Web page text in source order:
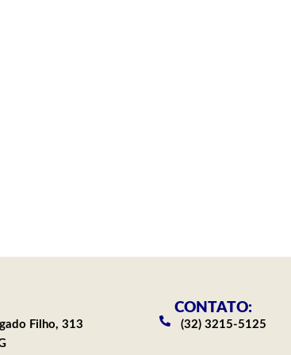
Filho, 313
CONTATO:
(32) 3215-5125